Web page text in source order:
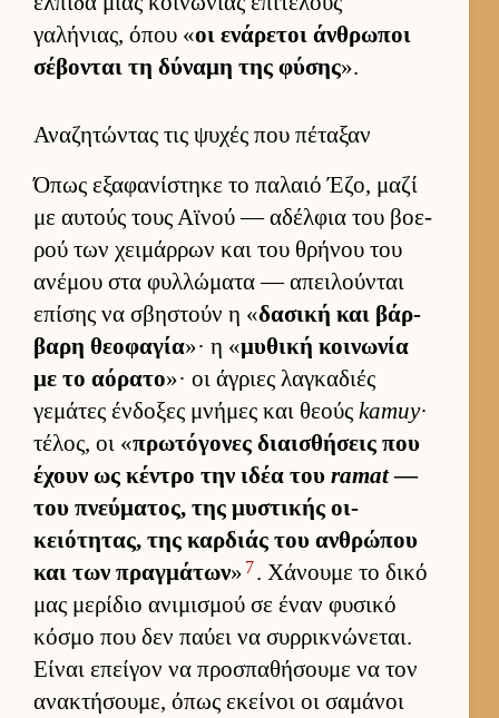
γαλήνιας, όπου «οι ενάρετοι άν­θρωποι
σέβονται τη δύναμη της φύσης».
Αναζητώντας τις ψυχές που πέταξαν
Όπως εξαφανίστηκε το παλαιό Έζο, μαζί
με αυ­τούς τους Αϊνού — αδέλ­φια του βοε­
ρού των χει­μάρ­ρων και του θρήνου του
ανέμου στα φυλ­λώματα — απει­λού­νται
επίσης να σβηστούν η «δασική και βάρ­
βαρη θεοφαγία»· η «μυθική κοι­νωνία
με το αόρατο»· οι άγριες λαγκαδιές
γεμάτες έν­δοξες μνήμες και θεούς kamuy·
τέλος, οι «πρωτόγονες διαι­σθήσεις που
έχουν ως κέντρο την ιδέα του ramat—
του πνεύ­ματος, της μυστικής οι­
κειότητας, της καρ­διάς του αν­θρώπου
και των πραγ­μάτων» 7. Χάνουμε το δικό
μας μερίδιο ανιμισμού σε έναν φυσικό
κόσμο που δεν παύει να συρ­ρικνώνεται.
Εί­ναι επεί­γον να προσπαθήσουμε να τον
ανακτήσου­με, όπως εκεί­νοι οι σαμάνοι